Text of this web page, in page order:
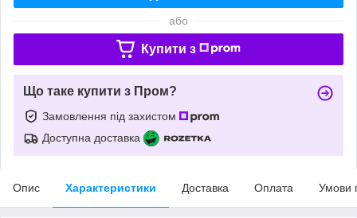
або
Купити з
Що таке купити з Пром?
Замовлення під захистом
Доступна доставка
Опис Характеристики Доставка Оплата Умови